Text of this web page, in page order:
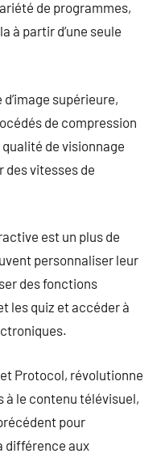
de programmes,
à partir d’une seule
d’image supérieure,
de compression
de visionnage
des vitesses de
est un plus de
personnaliser leur
des fonctions
les quiz et accéder à
Protocol, révolutionne
à le contenu télévisuel,
pour
différence aux